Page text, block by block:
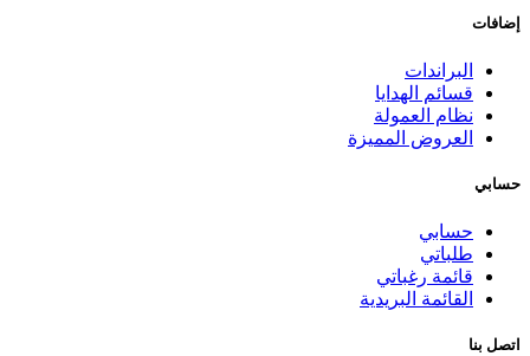
إضافات
البراندات
قسائم الهدايا
نظام العمولة
العروض المميزة
حسابي
حسابي
طلباتي
قائمة رغباتي
القائمة البريدية
اتصل بنا